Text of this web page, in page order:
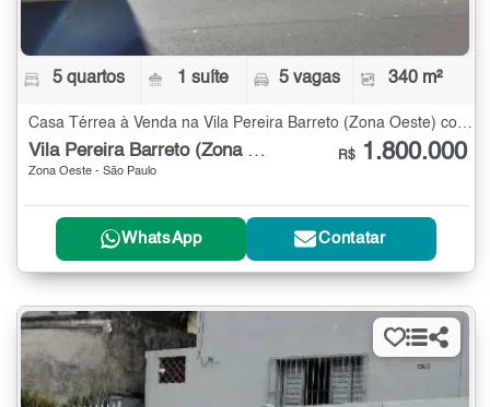
5 quartos 1 suíte 5 vagas 340 m²
Vila Pereira Barreto (Zona Oeste)
Zona Oeste - São Paulo
R$ 1.800.000
WhatsApp Contatar